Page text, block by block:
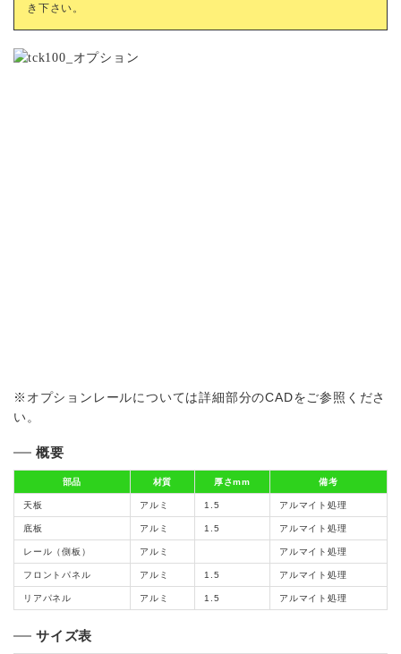
き下さい。
※オプションレールについては詳細部分のCADをご参照くださ
い。
概要
部品 材質 厚さmm 備考
天板 アルミ 1.5 アルマイト処理
底板 アルミ 1.5 アルマイト処理
レール（側板） アルミ アルマイト処理
フロントパネル アルミ 1.5 アルマイト処理
リアパネル アルミ 1.5 アルマイト処理
サイズ表